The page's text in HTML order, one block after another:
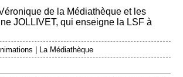
de la Médiathèque et les
JOLLIVET, qui enseigne la LSF à
La Médiathèque